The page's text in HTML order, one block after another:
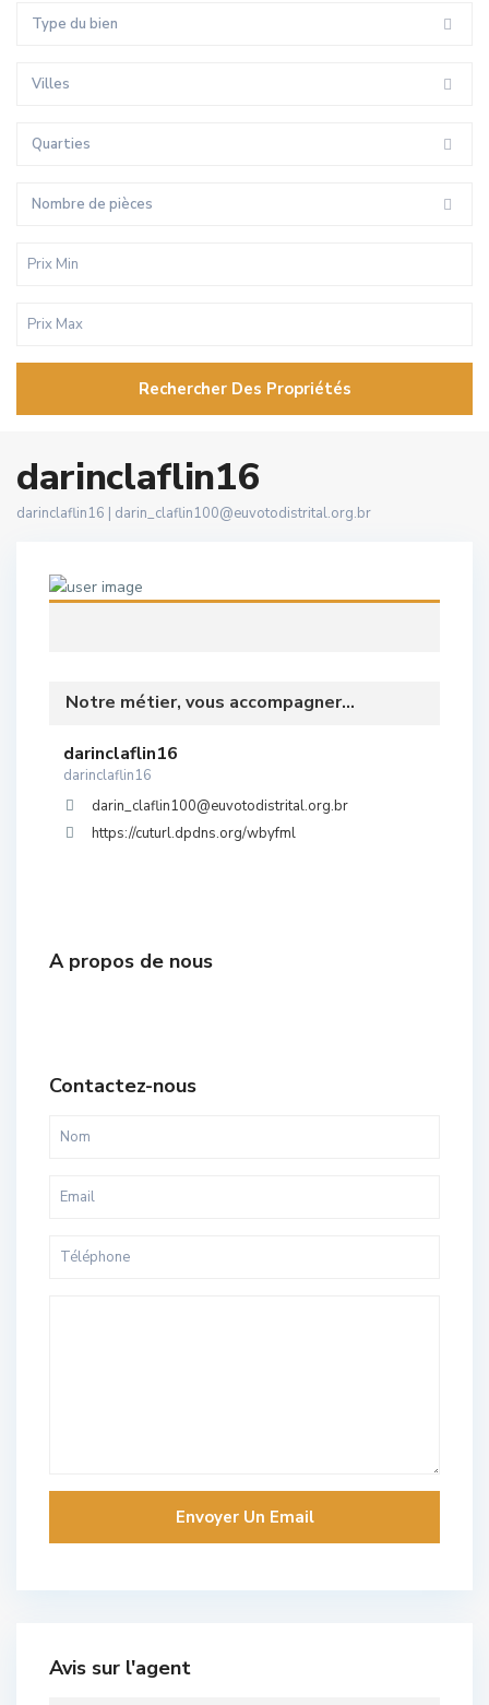
Type du bien
Villes
Quarties
Nombre de pièces
Rechercher Des Propriétés
darinclaflin16
darinclaflin16 | darin_claflin100@euvotodistrital.org.br
Notre métier, vous accompagner...
darinclaflin16
darinclaflin16
darin_claflin100@euvotodistrital.org.br
https://cuturl.dpdns.org/wbyfml
A propos de nous
Contactez-nous
Avis sur l'agent